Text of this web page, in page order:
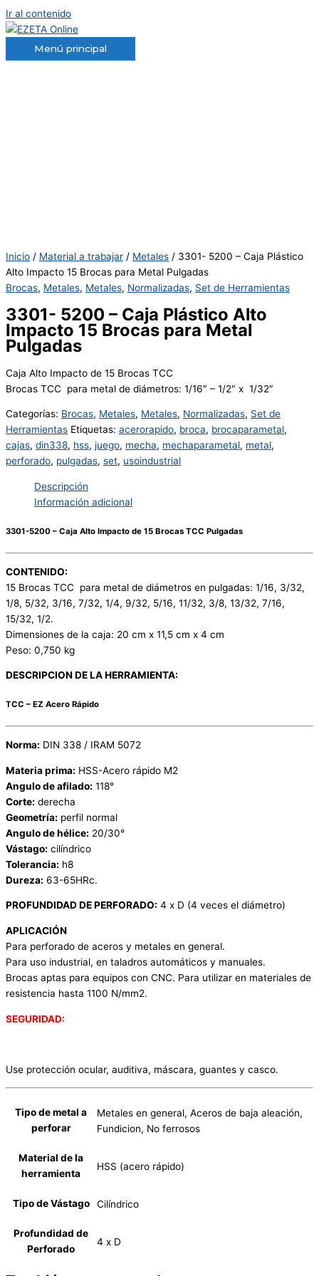
Ir al contenido
Menú principal
Inicio / Material a trabajar / Metales / 3301- 5200 – Caja Plástico
Alto Impacto 15 Brocas para Metal Pulgadas
Brocas, Metales, Metales, Normalizadas, Set de Herramientas
3301- 5200 – Caja Plástico Alto
Impacto 15 Brocas para Metal
Pulgadas
Caja Alto Impacto de 15 Brocas TCC
Brocas TCC para metal de diámetros: 1/16″ – 1/2″ x 1/32″
Categorías: Brocas, Metales, Metales, Normalizadas, Set de
Herramientas Etiquetas: acerorapido, broca, brocaparametal,
cajas, din338, hss, juego, mecha, mechaparametal, metal,
perforado, pulgadas, set, usoindustrial
Descripción
Información adicional
3301-5200 – Caja Alto Impacto de 15 Brocas TCC Pulgadas
CONTENIDO:
15 Brocas TCC para metal de diámetros en pulgadas: 1/16, 3/32,
1/8, 5/32, 3/16, 7/32, 1/4, 9/32, 5/16, 11/32, 3/8, 13/32, 7/16,
15/32, 1/2.
Dimensiones de la caja: 20 cm x 11,5 cm x 4 cm
Peso: 0,750 kg
DESCRIPCION DE LA HERRAMIENTA:
TCC – EZ Acero Rápido
Norma: DIN 338 / IRAM 5072
Materia prima: HSS-Acero rápido M2
Angulo de afilado: 118°
Corte: derecha
Geometría: perfil normal
Angulo de hélice: 20/30°
Vástago: cilíndrico
Tolerancia: h8
Dureza: 63-65HRc.
PROFUNDIDAD DE PERFORADO: 4 x D (4 veces el diámetro)
APLICACIÓN
Para perforado de aceros y metales en general.
Para uso industrial, en taladros automáticos y manuales.
Brocas aptas para equipos con CNC. Para utilizar en materiales de
resistencia hasta 1100 N/mm2.
SEGURIDAD:
Use protección ocular, auditiva, máscara, guantes y casco.
Tipo de metal a
perforar
Metales en general, Aceros de baja aleación,
Fundicion, No ferrosos
Material de la
herramienta
HSS (acero rápido)
Tipo de Vástago Cilíndrico
Profundidad de
Perforado
4 x D